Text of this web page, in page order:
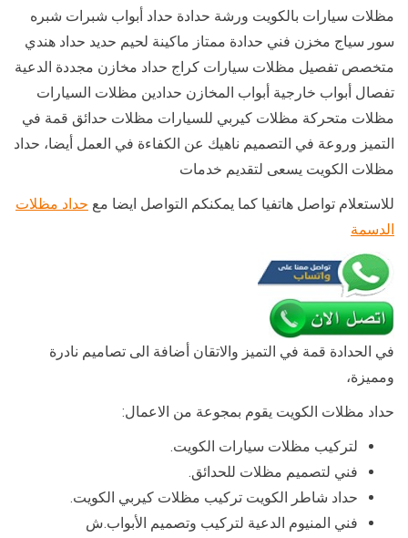
مظلات سيارات بالكويت ورشة حدادة حداد أبواب شبرات شبره
سور سياج مخزن فني حدادة ممتاز ماكينة لحيم حديد حداد هندي
متخصص تفصيل مظلات سيارات كراج حداد مخازن مجددة الدعية
تفصال أبواب خارجية أبواب المخازن حدادين مظلات السيارات
مظلات متحركة مظلات كيربي للسيارات مظلات حدائق قمة في
التميز وروعة في التصميم ناهيك عن الكفاءة في العمل أيضا، حداد
مظلات الكويت يسعى لتقديم خدمات
للاستعلام تواصل هاتفيا كما يمكنكم التواصل ايضا مع حداد مظلات
الدسمة
في الحدادة قمة في التميز والاتقان أضافة الى تصاميم نادرة
ومميزة،
حداد مظلات الكويت يقوم بمجوعة من الاعمال:
لتركيب مظلات سيارات الكويت.
فني لتصميم مظلات للحدائق.
حداد شاطر الكويت تركيب مظلات كيربي الكويت.
فني المنيوم الدعية لتركيب وتصميم الأبواب.ش